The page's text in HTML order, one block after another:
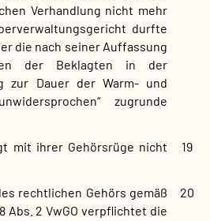
Verhandlung nicht mehr
durfte
die nach seiner Auffassung
der Beklagten in der
zur Dauer der Warm- und
zugrunde
19
mit ihrer Gehörsrüge nicht
20
rechtlichen Gehörs gemäß
Abs. 2 VwGO verpflichtet die